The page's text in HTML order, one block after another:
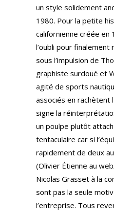
un style solidement
1980. Pour la petite
californienne créée en
l’oubli pour
sous l’impulsion de
graphiste surdoué et
agité de sports
associés en rachètent
signe la
un poulpe plutôt
tentaculaire car si
rapidement de deux
(Olivier Étienne au
Nicolas Grasset à la
sont pas la seule
l’entreprise. Tous